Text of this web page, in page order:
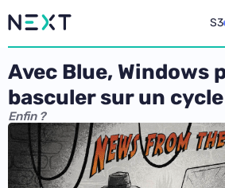
S3
Avec Blue, Windows
basculer sur un
Enfin ?